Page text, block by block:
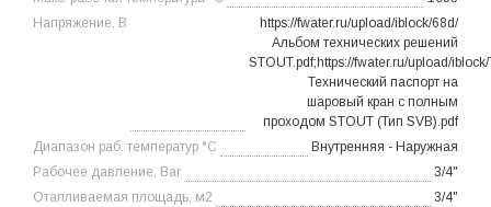
Напряжение, В
https://fwater.ru/upload/iblock/68d/
Альбом технических решений
STOUT.pdf;https://fwater.ru/upload/
Технический паспорт на
шаровый кран с полным
проходом STOUT (Тип SVB).pdf
Диапазон раб. температур °С
Внутренняя - Наружная
Рабочее давление, Bar
3/4"
Отапливаемая площадь, м2
3/4"